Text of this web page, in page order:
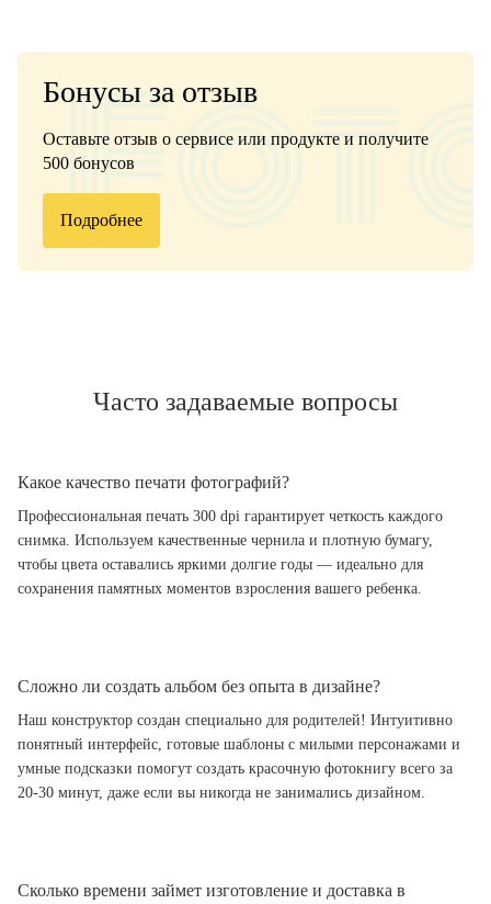
Бонусы за отзыв
Оставьте отзыв о сервисе или продукте и получите
500 бонусов
Подробнее
Часто задаваемые вопросы
Какое качество печати фотографий?
Профессиональная печать 300 dpi гарантирует четкость каждого
снимка. Используем качественные чернила и плотную бумагу,
чтобы цвета оставались яркими долгие годы — идеально для
сохранения памятных моментов взросления вашего ребенка.
Сложно ли создать альбом без опыта в дизайне?
Наш конструктор создан специально для родителей! Интуитивно
понятный интерфейс, готовые шаблоны с милыми персонажами и
умные подсказки помогут создать красочную фотокнигу всего за
20-30 минут, даже если вы никогда не занимались дизайном.
Сколько времени займет изготовление и доставка в